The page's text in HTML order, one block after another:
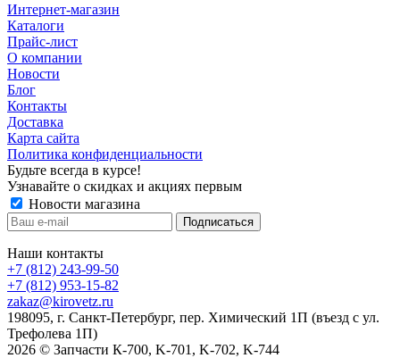
Интернет-магазин
Каталоги
Прайс-лист
О компании
Новости
Блог
Контакты
Доставка
Карта сайта
Политика конфиденциальности
Будьте всегда в курсе!
Узнавайте о скидках и акциях первым
Новости магазина
Наши контакты
+7 (812) 243-99-50
+7 (812) 953-15-82
zakaz@kirovetz.ru
198095, г. Санкт-Петербург, пер. Химический 1П (въезд с ул.
Трефолева 1П)
2026 © Запчасти К-700, K-701, K-702, K-744